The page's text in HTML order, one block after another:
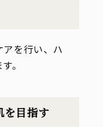
を行い、ハ
。
を目指す